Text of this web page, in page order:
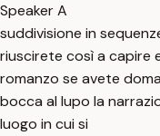
Speaker A
suddivisione in
riuscirete così a capire
romanzo se avete
bocca al lupo la
luogo in cui si